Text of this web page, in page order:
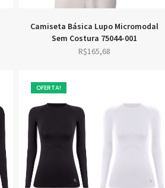
Camiseta Básica Lupo Micromodal
Sem Costura 75044-001
R$165,68
OFERTA!